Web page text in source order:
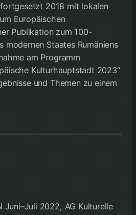
2018 mit lokalen
Europäischen
Publikation zum 100-
modernen Staates Rumäniens
am Programm
Kulturhauptstadt 2023“
und Themen zu einem
Juni–Juli 2022, AG Kulturelle